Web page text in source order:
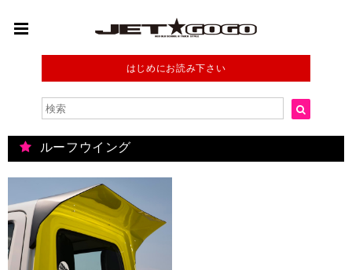
はじめにお読み下さい
ルーフウイング